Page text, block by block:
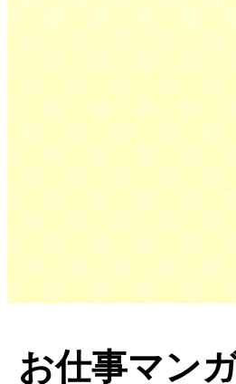
お仕事マン